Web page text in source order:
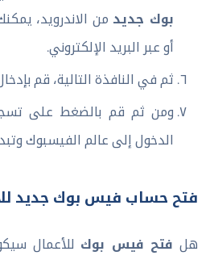
بوك جديد من الاندرويد،
أو عبر البريد الإلكتروني.
ثم في النافذة التالية، قم
ومن ثم قم بالضغط على
الدخول إلى عالم الفيسبوك
فتح حساب فيس بوك جديد
هل فتح فيس بوك للأعمال